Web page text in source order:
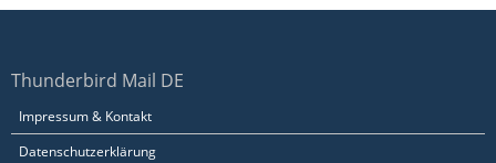
Thunderbird Mail DE
Impressum & Kontakt
Datenschutzerklärung